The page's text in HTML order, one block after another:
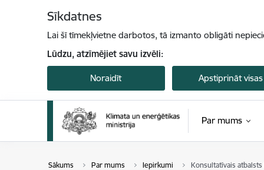
Sīkdatnes
Lai šī tīmekļvietne darbotos, tā izmanto obligāti
Lūdzu, atzīmējiet savu izvēli:
Noraidīt Apstiprināt visas
Par mums
Sākums Par mums Iepirkumi Konsultatīvais